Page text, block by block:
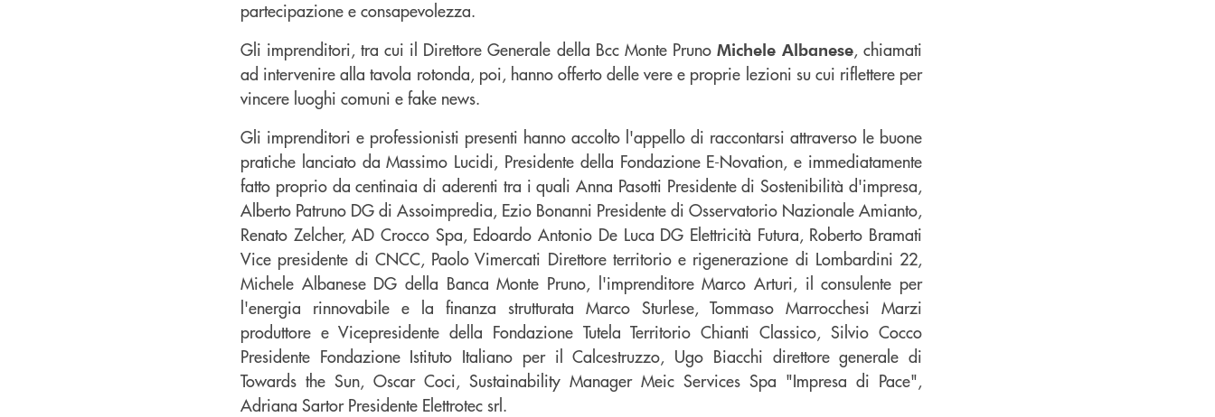
partecipazione e consapevolezza.
Gli imprenditori, tra cui il Direttore Generale della Bcc Monte Pruno Michele Albanese, chiamati
ad intervenire alla tavola rotonda, poi, hanno offerto delle vere e proprie lezioni su cui riflettere per
vincere luoghi comuni e fake news.
Gli imprenditori e professionisti presenti hanno accolto l'appello di raccontarsi attraverso le buone
pratiche lanciato da Massimo Lucidi, Presidente della Fondazione E-Novation, e immediatamente
fatto proprio da centinaia di aderenti tra i quali Anna Pasotti Presidente di Sostenibilità d'impresa,
Alberto Patruno DG di Assoimpredia, Ezio Bonanni Presidente di Osservatorio Nazionale Amianto,
Renato Zelcher, AD Crocco Spa, Edoardo Antonio De Luca DG Elettricità Futura, Roberto Bramati
Vice presidente di CNCC, Paolo Vimercati Direttore territorio e rigenerazione di Lombardini 22,
Michele Albanese DG della Banca Monte Pruno, l'imprenditore Marco Arturi, il consulente per
l'energia rinnovabile e la finanza strutturata Marco Sturlese, Tommaso Marrocchesi Marzi
produttore e Vicepresidente della Fondazione Tutela Territorio Chianti Classico, Silvio Cocco
Presidente Fondazione Istituto Italiano per il Calcestruzzo, Ugo Biacchi direttore generale di
Towards the Sun, Oscar Coci, Sustainability Manager Meic Services Spa "Impresa di Pace",
Adriana Sartor Presidente Elettrotec srl.